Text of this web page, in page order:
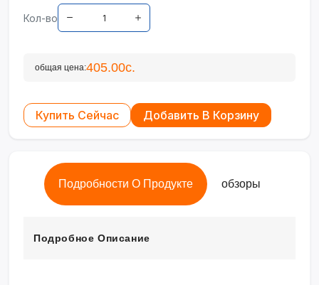
Кол-во
общая цена:405.00с.
Купить Сейчас Добавить В Корзину
Подробности О Продукте обзоры
Подробное Описание